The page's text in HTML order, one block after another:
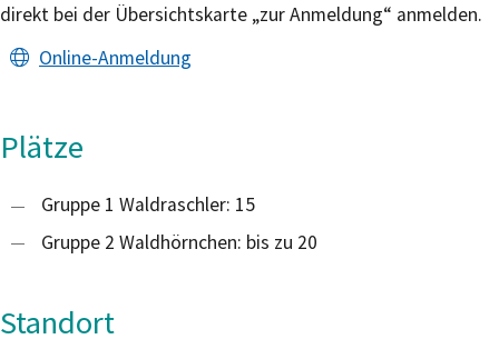
direkt bei der Übersichtskarte „zur Anmeldung“ anmelden.
Online-Anmeldung
Plätze
Gruppe 1 Waldraschler: 15
Gruppe 2 Waldhörnchen: bis zu 20
Standort